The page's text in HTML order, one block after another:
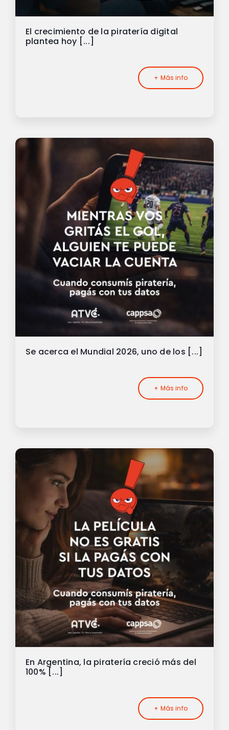
El crecimiento de la piratería digital
plantea hoy [...]
+ Más info
Se acerca el Mundial 2026, uno de los [...]
+ Más info
En Argentina, la piratería creció más del
100% [...]
+ Más info